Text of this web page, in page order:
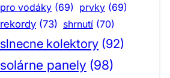
pro vodáky (69) prvky (69)
rekordy (73) shrnutí (70)
slnecne kolektory (92)
solárne panely (98)